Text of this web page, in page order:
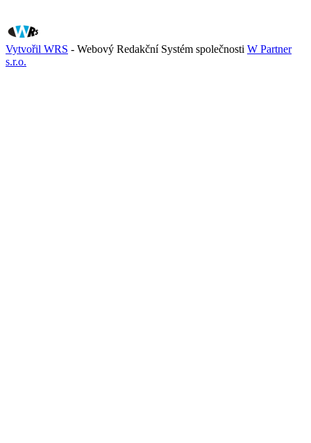
Vytvořil WRS - Webový Redakční Systém společnosti W Partner
s.r.o.